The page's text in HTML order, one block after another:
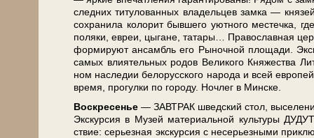
след­них ти­ту­ло­ван­ных вла­дель­цев зам­ка —
со­хра­ни­ла ко­ло­рит быв­ше­го уют­но­го
по­ля­ки, евреи, цы­га­не, та­та­ры… Пра­во­слав­ная
фор­ми­ру­ют ан­самбль его Рыночной пло­ща­ди.
са­мых вли­я­тель­ных ро­дов Ве­ли­ко­го Кня­же­ства
ном на­сле­дии бе­ло­рус­ско­го на­ро­да и всей
вре­мя, про­гул­ки по го­ро­ду. Ноч­лег в Мин­ске.
Вос­кре­се­нье — ЗАВ­ТРАК швед­ский стол,
Экс­кур­сия в Музей ма­те­ри­аль­ной куль­ту­ры
ствие: се­рьез­ная экскурсия с не­серь­ез­ны­ми